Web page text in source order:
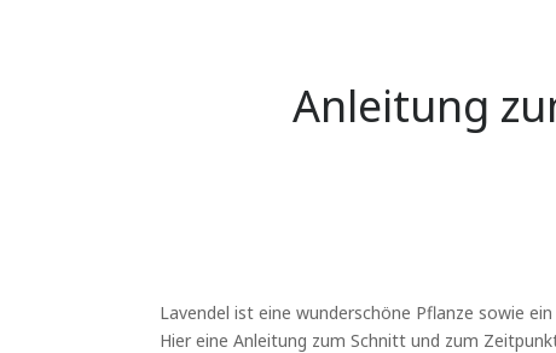
Anleitung
Lavendel ist eine wunderschöne Pflanze sowie
Hier eine Anleitung zum Schnitt und zum